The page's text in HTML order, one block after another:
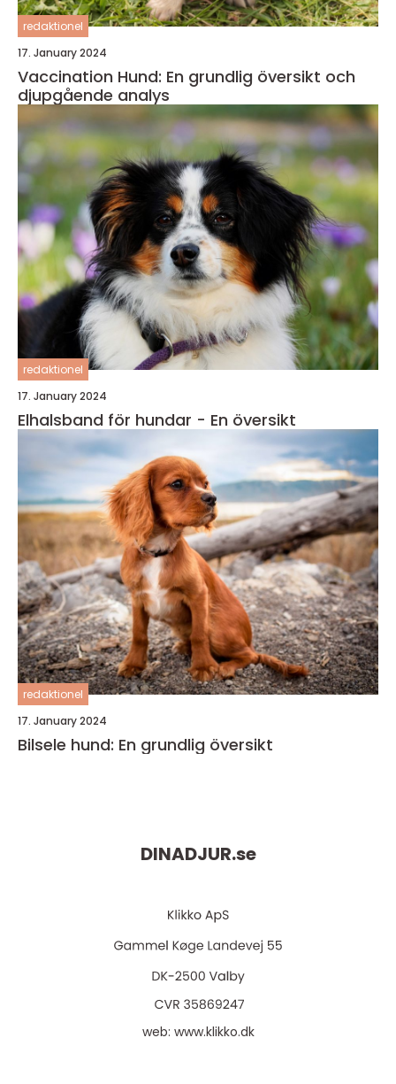
redaktionel
17. January 2024
Vaccination Hund: En grundlig översikt och
djupgående analys
redaktionel
17. January 2024
Elhalsband för hundar - En översikt
redaktionel
17. January 2024
Bilsele hund: En grundlig översikt
DINADJUR.se
web: www.klikko.dk